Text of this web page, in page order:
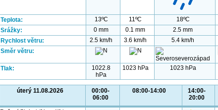
Teplota: 13ºC 11ºC 18ºC
Srážky:
0 mm 0.1 mm 2.5 mm
Rychlost větru:
2.5 km/h 3.6 km/h 5.4 km/h
Směr větru:
Tlak:
1022.8
hPa
1023 hPa 1023 hPa
úterý 11.08.2026
00:00-
06:00
08:00-14:00
14:00-
20:00